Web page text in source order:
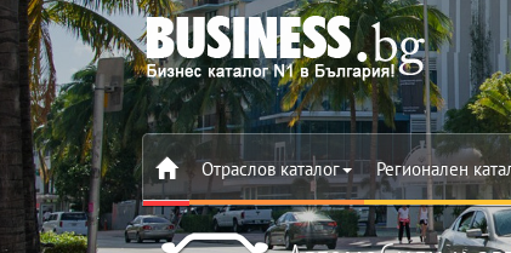
Отраслов каталог Регионален